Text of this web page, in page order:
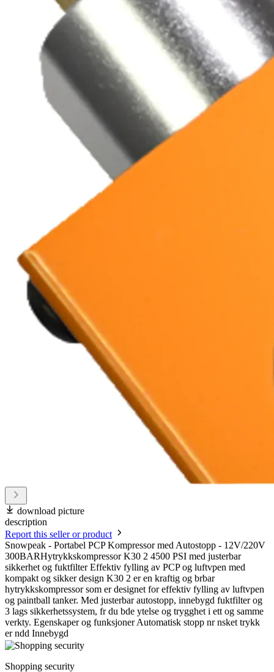
download picture
description
Report this seller or product
Snowpeak - Portabel PCP Kompressor med Autostopp - 12V/220V
300BARHytrykkskompressor K30 2 4500 PSI med justerbar
sikkerhet og fuktfilter Effektiv fylling av PCP og luftvpen med
kompakt og sikker design K30 2 er en kraftig og brbar
hytrykkskompressor som er designet for effektiv fylling av luftvpen
og paintball tanker. Med justerbar autostopp, innebygd fuktfilter og
3 lags sikkerhetssystem, fr du bde ytelse og trygghet i ett og samme
verkty. Egenskaper og funksjoner Automatisk stopp nr nsket trykk
er ndd Innebygd
Shopping security